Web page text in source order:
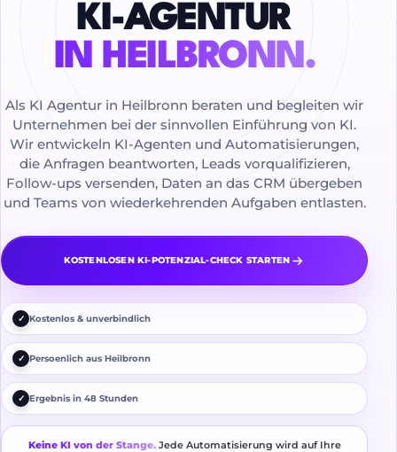
KI-AGENTUR
IN HEILBRONN.
Als KI Agentur in Heilbronn beraten und begleiten wir
Unternehmen bei der sinnvollen Einführung von KI.
Wir entwickeln KI-Agenten und Automatisierungen,
die Anfragen beantworten, Leads vorqualifizieren,
Follow-ups versenden, Daten an das CRM übergeben
und Teams von wiederkehrenden Aufgaben entlasten.
KOSTENLOSEN KI-POTENZIAL-CHECK STARTEN
✓ Kostenlos & unverbindlich
✓ Persoenlich aus Heilbronn
✓ Ergebnis in 48 Stunden
Keine KI von der Stange.Jede Automatisierung wird auf Ihre